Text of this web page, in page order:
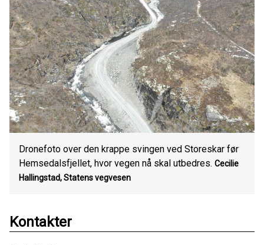
Dronefoto over den krappe svingen ved Storeskar før
Hemsedalsfjellet, hvor vegen nå skal utbedres. Cecilie
Hallingstad, Statens vegvesen
Kontakter